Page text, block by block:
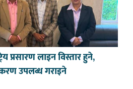
प्रसारण लाइन विस्तार हुने,
उपलब्ध गराइने